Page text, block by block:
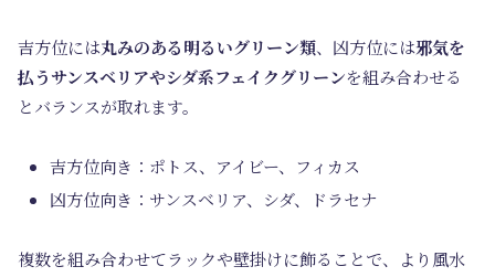
吉方位には丸みのある明るいグリーン類、凶方位には邪気を
払うサンスベリアやシダ系フェイクグリーンを組み合わせる
とバランスが取れます。
吉方位向き：ポトス、アイビー、フィカス
凶方位向き：サンスベリア、シダ、ドラセナ
複数を組み合わせてラックや壁掛けに飾ることで、より風水